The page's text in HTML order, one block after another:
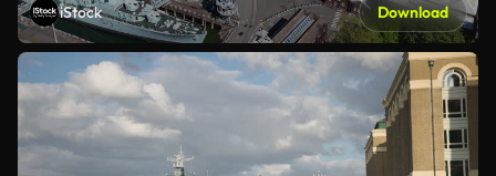
iStock Download